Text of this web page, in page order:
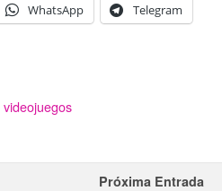
WhatsApp Telegram
videojuegos
Próxima Entrada